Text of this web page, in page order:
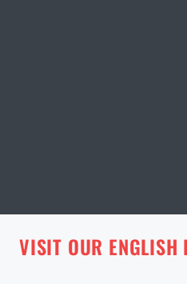
STRÁNKA V DANÉM
VISIT OUR ENGLISH